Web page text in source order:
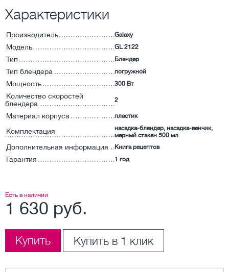
Характеристики
Производитель Galaxy
Модель GL 2122
Тип Блендер
Тип блендера погружной
Мощность 300 Вт
Количество скоростей
блендера
2
Материал корпуса пластик
Комплектация
насадка-блендер, насадка-венчик,
мерный стакан 500 мл
Дополнительная информация Книга рецептов
Гарантия 1 год
Есть в наличии
1 630 руб.
Купить Купить в 1 клик